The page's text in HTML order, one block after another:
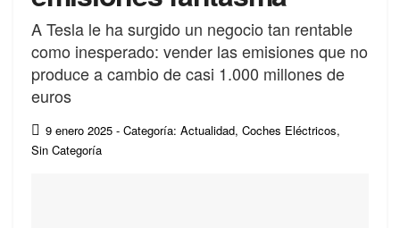
A Tesla le ha surgido un negocio tan rentable
como inesperado: vender las emisiones que no
produce a cambio de casi 1.000 millones de
euros
9 enero 2025 - Categoría: Actualidad, Coches Eléctricos,
Sin Categoría